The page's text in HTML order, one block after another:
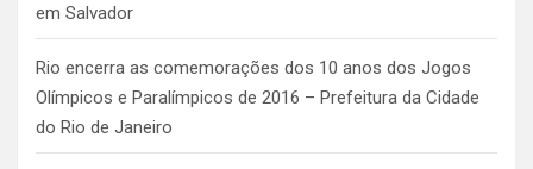
em Salvador
Rio encerra as comemorações dos 10 anos dos Jogos
Olímpicos e Paralímpicos de 2016 – Prefeitura da Cidade
do Rio de Janeiro